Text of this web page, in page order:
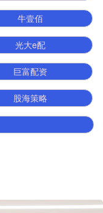
牛壹佰
光大e配
巨富配资
股海策略